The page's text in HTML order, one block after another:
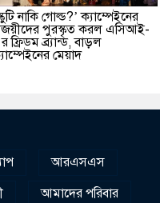
নাকি গোল্ড?’ ক্যাম্পেইনের
পুরস্কৃত করল এসিআই-
ফ্রিডম ব্র্যান্ড, বাড়ল
মেয়াদ
আরএসএস
আমাদের পরিবার